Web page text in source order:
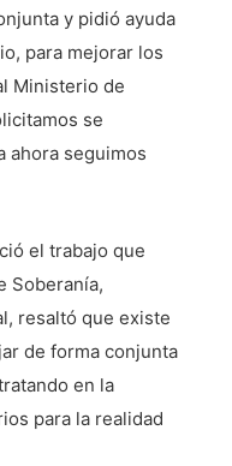
y pidió ayuda
para mejorar los
Ministerio de
se
ahora seguimos
el trabajo que
Soberanía,
resaltó que existe
de forma conjunta
en la
para la realidad